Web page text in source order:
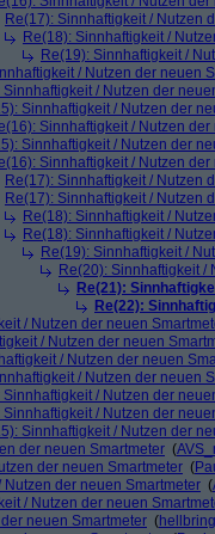
Re(17): Sinnhaftigkeit / Nutzen
Re(18): Sinnhaftigkeit /
Re(19): Sinnhaftigkeit /
/ Nutzen der neuen
Sinnhaftigkeit / Nutzen der
Sinnhaftigkeit / Nutzen der
Sinnhaftigkeit / Nutzen
Sinnhaftigkeit / Nutzen der
Sinnhaftigkeit / Nutzen
Re(17): Sinnhaftigkeit / Nutzen
Re(17): Sinnhaftigkeit / Nutzen
Re(18): Sinnhaftigkeit /
Re(18): Sinnhaftigkeit /
Re(19): Sinnhaftigkeit /
Re(20): Sinnhaftigkeit /
Re(21):
Re(22):
/ Nutzen der neuen
/ Nutzen der neuen
/ Nutzen der neuen
/ Nutzen der neuen
Sinnhaftigkeit / Nutzen der
Sinnhaftigkeit / Nutzen der
Sinnhaftigkeit / Nutzen der
der neuen Smartmeter (
der neuen Smartmeter (
Nutzen der neuen Smartmeter (
/ Nutzen der neuen
neuen Smartmeter (